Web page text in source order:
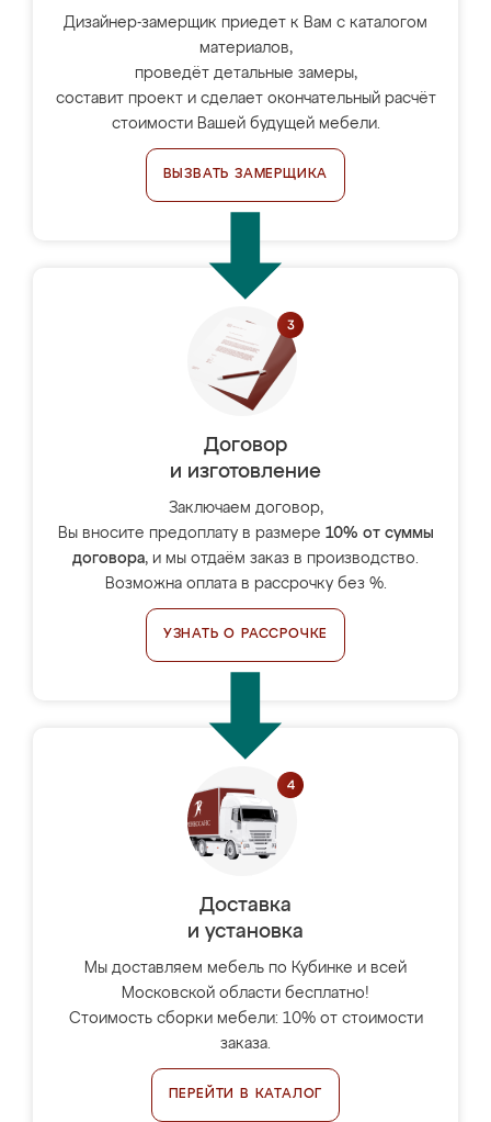
Дизайнер-замерщик приедет к Вам с каталогом
материалов,
проведёт детальные замеры,
составит проект и сделает окончательный расчёт
стоимости Вашей будущей мебели.
ВЫЗВАТЬ ЗАМЕРЩИКА
Договор
и изготовление
Заключаем договор,
Вы вносите предоплату в размере 10% от суммы
договора, и мы отдаём заказ в производство.
Возможна оплата в рассрочку без %.
УЗНАТЬ О РАССРОЧКЕ
Доставка
и установка
Мы доставляем мебель по Кубинке и всей
Московской области бесплатно!
Стоимость сборки мебели: 10% от стоимости
заказа.
ПЕРЕЙТИ В КАТАЛОГ